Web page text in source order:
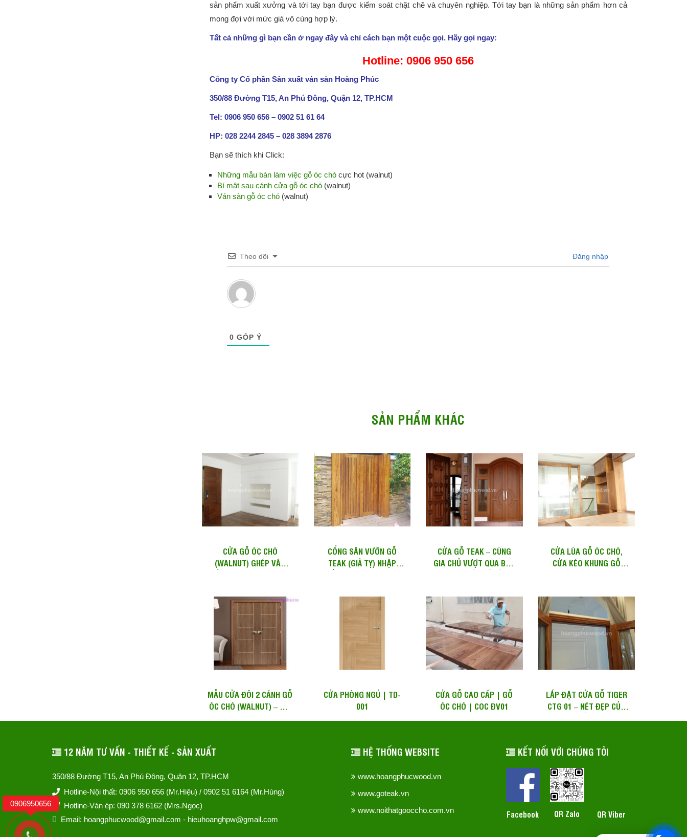
sản phẩm xuất xưởng và tới tay bạn được kiểm soát chặt chẽ và chuyên nghiệp. Tới tay bạn là những sản phẩm hơn cả
mong đợi với mức giá vô cùng hợp lý.
Tất cả những gì bạn cần ở ngay đây và chỉ cách bạn một cuộc gọi. Hãy gọi ngay:
Hotline: 0906 950 656
Công ty Cổ phần Sản xuất ván sàn Hoàng Phúc
350/88 Đường T15, An Phú Đông, Quận 12, TP.HCM
Tel: 0906 950 656 – 0902 51 61 64
HP: 028 2244 2845 – 028 3894 2876
Bạn sẽ thích khi Click:
Những mẫu bàn làm việc gỗ óc chócực hot (walnut)
Bí mật sau cánh cửa gỗ óc chó(walnut)
Ván sàn gỗ óc chó(walnut)
Theo dõi Đăng nhập
0 GÓP Ý
SẢN PHẨM KHÁC
CỬA GỖ ÓC CHÓ
(WALNUT) GHÉP VÂN
CỔNG SÂN VƯỜN GỖ
TEAK (GIẢ TỴ) NHẬP
CỬA GỖ TEAK – CÙNG
GIA CHỦ VƯỢT QUA BAO
CỬA LÙA GỖ ÓC CHÓ,
CỬA KÉO KHUNG GỖ
MẪU CỬA ĐÔI 2 CÁNH GỖ
ÓC CHÓ (WALNUT) – WD
CỬA PHÒNG NGỦ | TD-
001
CỬA GỖ CAO CẤP | GỖ
ÓC CHÓ | COC ĐV01
LẮP ĐẶT CỬA GỖ TIGER
CTG 01 – NÉT ĐẸP CỦA
12 NĂM TƯ VẤN - THIẾT KẾ - SẢN XUẤT
350/88 Đường T15, An Phú Đông, Quận 12, TP.HCM
Hotline-Nội thất: 0906 950 656 (Mr.Hiệu) / 0902 51 6164 (Mr.Hùng)
Hotline-Ván ép: 090 378 6162 (Mrs.Ngọc)
Email: hoangphucwood@gmail.com - hieuhoanghpw@gmail.com
HỆ THỐNG WEBSITE
www.hoangphucwood.vn
www.goteak.vn
www.noithatgooccho.com.vn
KẾT NỐI VỚI CHÚNG TÔI
Facebook QR Zalo QR Viber
0906950656